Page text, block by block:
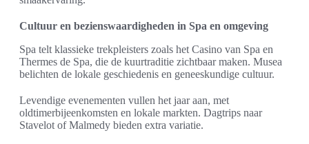
Cultuur en bezienswaardigheden in Spa en omgeving
Spa telt klassieke trekpleisters zoals het Casino van Spa en
Thermes de Spa, die de kuurtraditie zichtbaar maken. Musea
belichten de lokale geschiedenis en geneeskundige cultuur.
Levendige evenementen vullen het jaar aan, met
oldtimerbijeenkomsten en lokale markten. Dagtrips naar
Stavelot of Malmedy bieden extra variatie.